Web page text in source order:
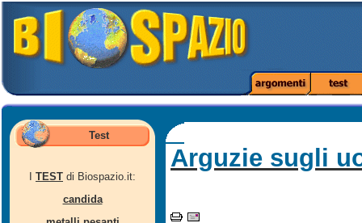
Test
TEST di Biospazio.it:
candida
Arguzie sugli